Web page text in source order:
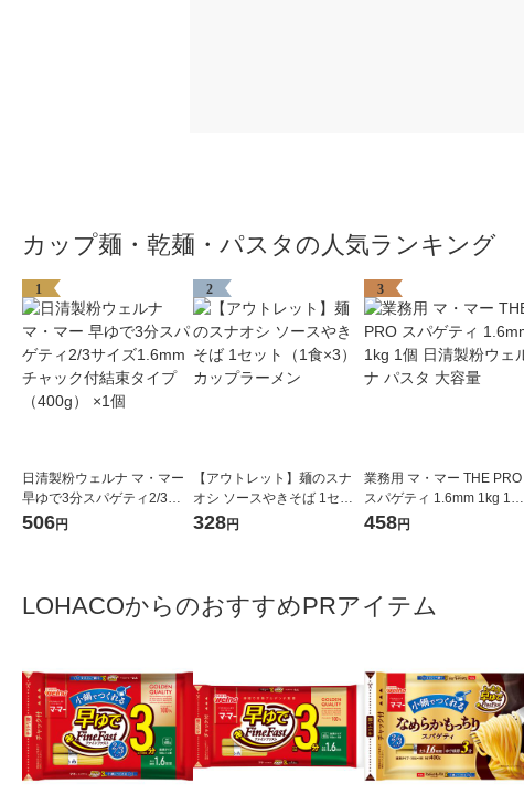
カップ麺・乾麺・パスタの人気ランキング
1
日清製粉ウェルナ マ・マー
早ゆで3分スパゲティ2/3サ
イズ1.6mm チャック付結束
506円
2
【アウトレット】麺のスナ
オシ ソースやきそば 1セッ
ト（1食×3） カップラーメ
328円
3
業務用 マ・マー THE PRO
スパゲティ 1.6mm 1kg 1個
日清製粉ウェルナ パスタ 大
458円
LOHACOからのおすすめPRアイテム